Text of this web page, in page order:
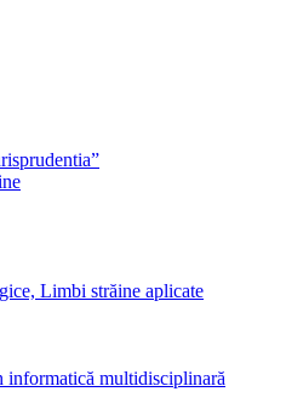
Limbi străine aplicate
informatică multidisciplinară